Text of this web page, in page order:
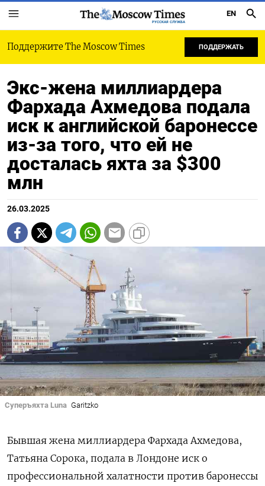
РУССКАЯ СЛУЖБА
EN
Поддержите The Moscow Times ПОДДЕРЖАТЬ
Экс-жена миллиардера
Фархада Ахмедова подала
иск к английской баронессе
из-за того, что ей не
досталась яхта за $300
млн
26.03.2025
Суперъяхта Luna Garitzko
Бывшая жена миллиардера Фархада Ахмедова,
Татьяна Сорока, подала в Лондоне иск о
профессиональной халатности против баронессы